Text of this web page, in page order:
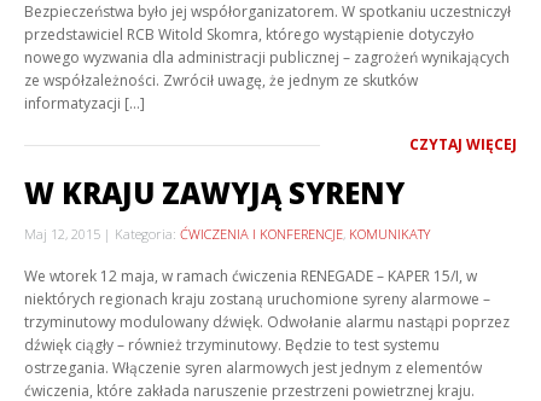
Bezpieczeństwa było jej współorganizatorem. W spotkaniu uczestniczył
przedstawiciel RCB Witold Skomra, którego wystąpienie dotyczyło
nowego wyzwania dla administracji publicznej – zagrożeń wynikających
ze współzależności. Zwrócił uwagę, że jednym ze skutków
informatyzacji […]
CZYTAJ WIĘCEJ
W KRAJU ZAWYJĄ SYRENY
Maj 12, 2015 Kategoria: ĆWICZENIA I KONFERENCJE, KOMUNIKATY
We wtorek 12 maja, w ramach ćwiczenia RENEGADE – KAPER 15/I, w
niektórych regionach kraju zostaną uruchomione syreny alarmowe –
trzyminutowy modulowany dźwięk. Odwołanie alarmu nastąpi poprzez
dźwięk ciągły – również trzyminutowy. Będzie to test systemu
ostrzegania. Włączenie syren alarmowych jest jednym z elementów
ćwiczenia, które zakłada naruszenie przestrzeni powietrznej kraju.